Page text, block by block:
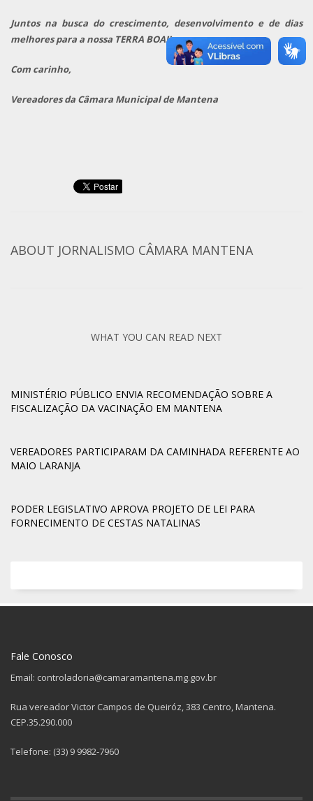
Juntos na busca do crescimento, desenvolvimento e de dias
melhores para a nossa TERRA BOA!!
Com carinho,
Vereadores da Câmara Municipal de Mantena
ABOUT JORNALISMO CÂMARA MANTENA
WHAT YOU CAN READ NEXT
MINISTÉRIO PÚBLICO ENVIA RECOMENDAÇÃO SOBRE A
FISCALIZAÇÃO DA VACINAÇÃO EM MANTENA
VEREADORES PARTICIPARAM DA CAMINHADA REFERENTE AO
MAIO LARANJA
PODER LEGISLATIVO APROVA PROJETO DE LEI PARA
FORNECIMENTO DE CESTAS NATALINAS
Fale Conosco
Email: controladoria@camaramantena.mg.gov.br
Rua vereador Victor Campos de Queiróz, 383 Centro, Mantena.
CEP.35.290.000
Telefone: (33) 9 9982-7960